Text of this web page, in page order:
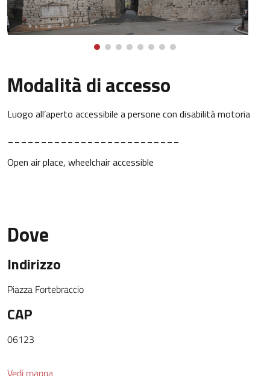
Modalità di accesso
Luogo all’aperto accessibile a persone con disabilità motoria
Open air place, wheelchair accessible
Dove
Indirizzo
Piazza Fortebraccio
CAP
06123
Vedi mappa